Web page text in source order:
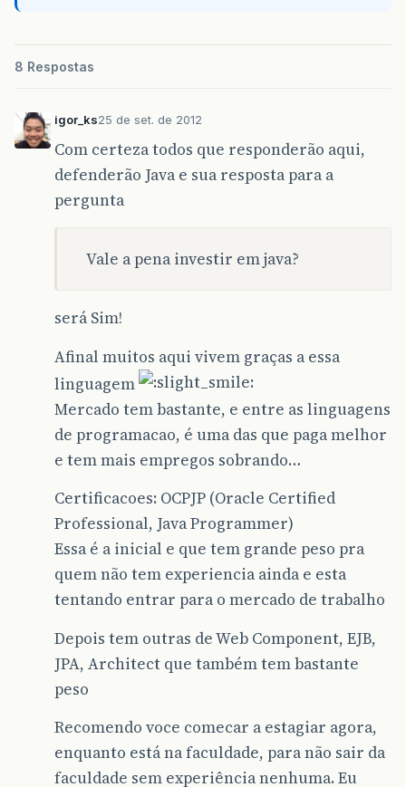
8 Respostas
igor_ks25 de set. de 2012
Com certeza todos que responderão aqui,
defenderão Java e sua resposta para a
pergunta
Vale a pena investir em java?
será Sim!
Afinal muitos aqui vivem graças a essa
linguagem
Mercado tem bastante, e entre as linguagens
de programacao, é uma das que paga melhor
e tem mais empregos sobrando…
Certificacoes: OCPJP (Oracle Certified
Professional, Java Programmer)
Essa é a inicial e que tem grande peso pra
quem não tem experiencia ainda e esta
tentando entrar para o mercado de trabalho
Depois tem outras de Web Component, EJB,
JPA, Architect que também tem bastante
peso
Recomendo voce comecar a estagiar agora,
enquanto está na faculdade, para não sair da
faculdade sem experiência nenhuma. Eu